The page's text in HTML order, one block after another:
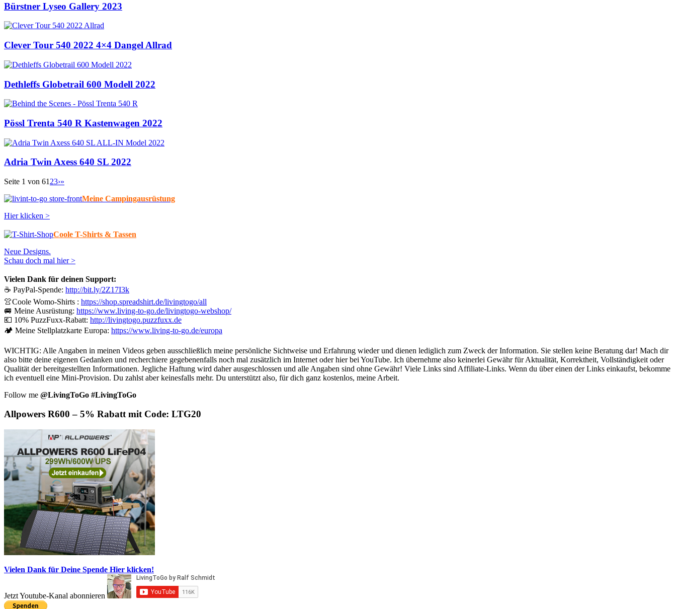
Bürstner Lyseo Gallery 2023
Clever Tour 540 2022 4×4 Dangel Allrad
Dethleffs Globetrail 600 Modell 2022
Pössl Trenta 540 R Kastenwagen 2022
Adria Twin Axess 640 SL 2022
Seite 1 von 61 23›»
Meine Campingausrüstung
Hier klicken >
Coole T-Shirts & Tassen
Neue Designs.
Schau doch mal hier >
Vielen Dank für deinen Support:
☕ PayPal-Spende: http://bit.ly/2Z17I3k
👚Coole Womo-Shirts : https://shop.spreadshirt.de/livingtogo/all
🚐 Meine Ausrüstung: https://www.living-to-go.de/livingtogo-webshop/
💶 10% PuzzFuxx-Rabatt: http://livingtogo.puzzfuxx.de
🏕️ Meine Stellplatzkarte Europa: https://www.living-to-go.de/europa
WICHTIG: Alle Angaben in meinen Videos geben ausschließlich meine persönliche Sichtweise und Erfahrung wieder und dienen lediglich zum Zweck der Information. Sie stellen keine Beratung dar! Mach dir
also bitte deine eigenen Gedanken und recherchiere gegebenenfalls noch mal zusätzlich im Internet oder hier bei YouTube. Ich übernehme also keinerlei Gewähr für Aktualität, Korrektheit, Vollständigkeit oder
Qualität der bereitgestellten Informationen. Jegliche Haftung wird daher ausgeschlossen und alle Angaben sind ohne Gewähr! Viele Links sind Affiliate-Links. Wenn du über einen der Links einkaufst, bekomme
ich eventuell eine Mini-Provision. Du zahlst aber keinesfalls mehr. Du unterstützt also, für dich ganz kostenlos, meine Arbeit.
Follow me @LivingToGo #LivingToGo
Allpowers R600 – 5% Rabatt mit Code: LTG20
Vielen Dank für Deine Spende Hier klicken!
Jetzt Youtube-Kanal abonnieren